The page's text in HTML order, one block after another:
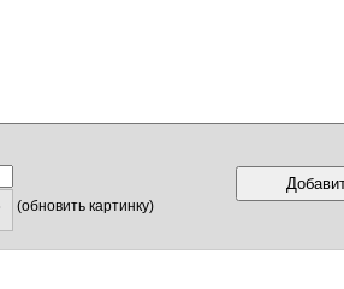
(обновить картинку)